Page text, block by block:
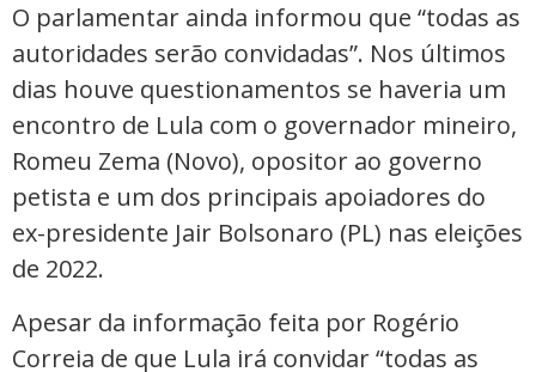
O parlamentar ainda informou que “todas as
autoridades serão convidadas”. Nos últimos
dias houve questionamentos se haveria um
encontro de Lula com o governador mineiro,
Romeu Zema (Novo), opositor ao governo
petista e um dos principais apoiadores do
ex-presidente Jair Bolsonaro (PL) nas eleições
de 2022.
Apesar da informação feita por Rogério
Correia de que Lula irá convidar “todas as